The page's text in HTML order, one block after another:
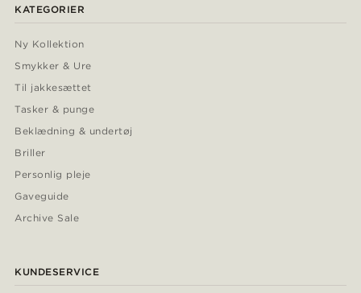
KATEGORIER
Ny Kollektion
Smykker & Ure
Til jakkesættet
Tasker & punge
Beklædning & undertøj
Briller
Personlig pleje
Gaveguide
Archive Sale
KUNDESERVICE